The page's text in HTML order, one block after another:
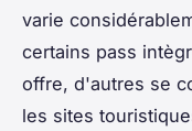
varie
certains pass
offre, d'autres se
les sites